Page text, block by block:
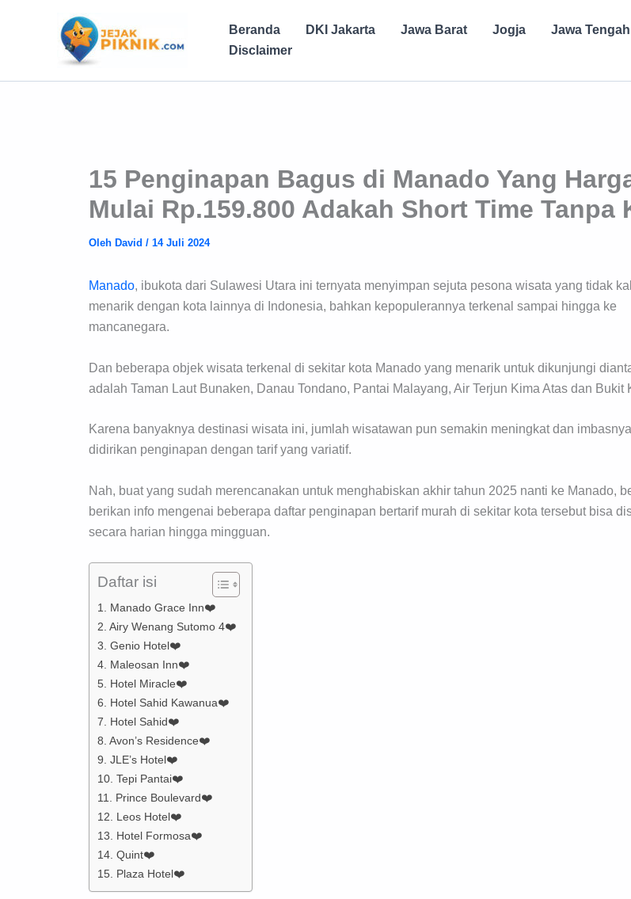
Beranda DKI Jakarta Jawa Barat Jogja Jawa Tengah
Disclaimer
15 Penginapan Bagus di Manado Yang
Mulai Rp.159.800 Adakah Short Time Tanpa
Oleh David / 14 Juli 2024
Manado, ibukota dari Sulawesi Utara ini ternyata menyimpan sejuta pesona wisata yang tidak
menarik dengan kota lainnya di Indonesia, bahkan kepopulerannya terkenal sampai hingga ke
mancanegara.
Dan beberapa objek wisata terkenal di sekitar kota Manado yang menarik untuk dikunjungi
adalah Taman Laut Bunaken, Danau Tondano, Pantai Malayang, Air Terjun Kima Atas dan Bukit
Karena banyaknya destinasi wisata ini, jumlah wisatawan pun semakin meningkat dan
didirikan penginapan dengan tarif yang variatif.
Nah, buat yang sudah merencanakan untuk menghabiskan akhir tahun 2025 nanti ke Manado,
berikan info mengenai beberapa daftar penginapan bertarif murah di sekitar kota tersebut bisa
secara harian hingga mingguan.
Daftar isi
1. Manado Grace Inn❤️
2. Airy Wenang Sutomo 4❤️
3. Genio Hotel❤️
4. Maleosan Inn❤️
5. Hotel Miracle❤️
6. Hotel Sahid Kawanua❤️
7. Hotel Sahid❤️
8. Avon’s Residence❤️
9. JLE’s Hotel❤️
10. Tepi Pantai❤️
11. Prince Boulevard❤️
12. Leos Hotel❤️
13. Hotel Formosa❤️
14. Quint❤️
15. Plaza Hotel❤️